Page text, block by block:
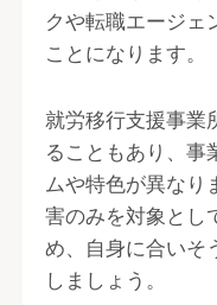
クや転職エージェ
ことになります。
就労移行支援事業
ることもあり、事
ムや特色が異なり
害のみを対象とし
め、自身に合いそ
しましょう。